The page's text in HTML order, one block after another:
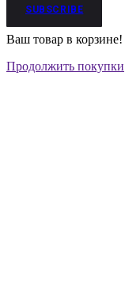
SUBSCRIBE
Ваш товар в корзине!
Продолжить покупки